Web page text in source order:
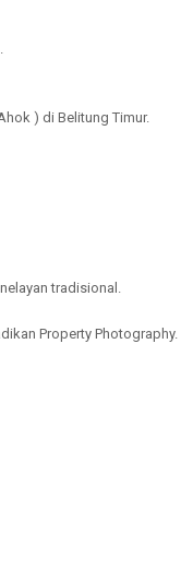
) di Belitung Timur.
tradisional.
Property Photography.